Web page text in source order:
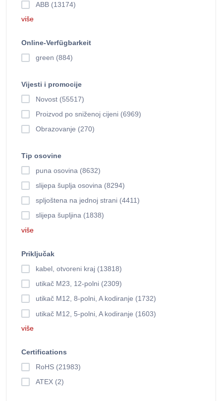
ABB (13174)
više
Online-Verfügbarkeit
green (884)
Vijesti i promocije
Novost (55517)
Proizvod po sniženoj cijeni (6969)
Obrazovanje (270)
Tip osovine
puna osovina (8632)
slijepa šuplja osovina (8294)
spljoštena na jednoj strani (4411)
slijepa šupljina (1838)
više
Priključak
kabel, otvoreni kraj (13818)
utikač M23, 12-polni (2309)
utikač M12, 8-polni, A kodiranje (1732)
utikač M12, 5-polni, A kodiranje (1603)
više
Certifications
RoHS (21983)
ATEX (2)